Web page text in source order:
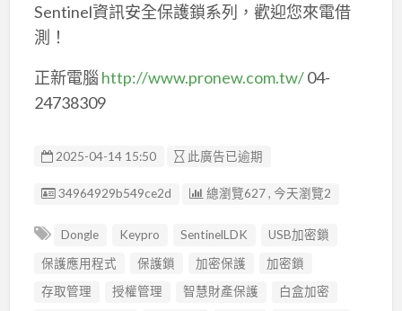
Sentinel資訊安全保護鎖系列，歡迎您來電借
測！
正新電腦 http://www.pronew.com.tw/04-
24738309
2025-04-14 15:50 此廣告已逾期
廣告编號
34964929b549ce2d 總瀏覽627 , 今天瀏覽2
Dongle Keypro SentinelLDK
USB加密鎖
保護應用程式
保護鎖 加密保護
加密鎖
存取管理
授權管理 智慧財產保護
白盒加密